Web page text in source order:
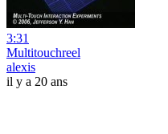
3:31
Multitouchreel
alexis
il y a 20 ans